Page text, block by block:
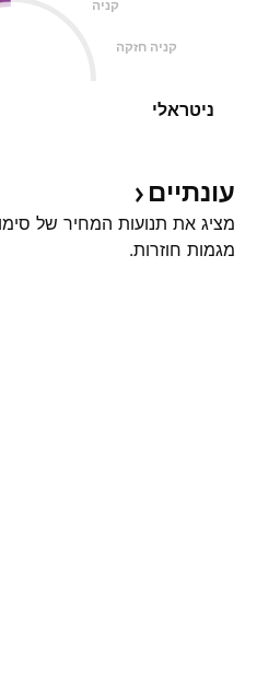
קניה
קניה חזקה
ניטראלי
עונתיים
מציג את תנועות המחיר של
מגמות חוזרות.